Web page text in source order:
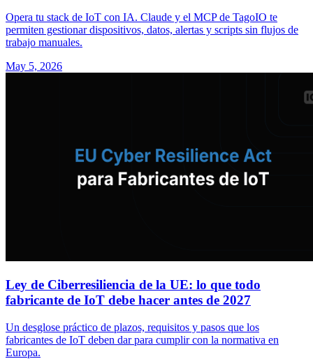
Opera tu stack de IoT con IA. Claude y el MCP de TagoIO te
permiten gestionar dispositivos, datos, alertas y scripts sin flujos de
trabajo manuales.
May 5, 2026
Ley de Ciberresiliencia de la UE: lo que todo
fabricante de IoT debe hacer antes de 2027
Un desglose práctico de plazos, requisitos y pasos que los
fabricantes de IoT deben dar para cumplir con la normativa en
Europa.